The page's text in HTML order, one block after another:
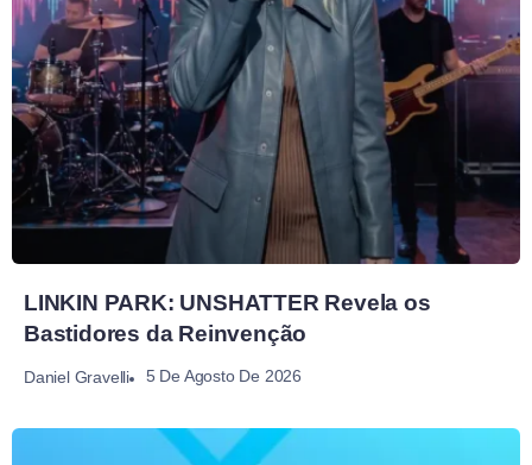
LINKIN PARK: UNSHATTER Revela os
Bastidores da Reinvenção
Daniel Gravelli 5 De Agosto De 2026